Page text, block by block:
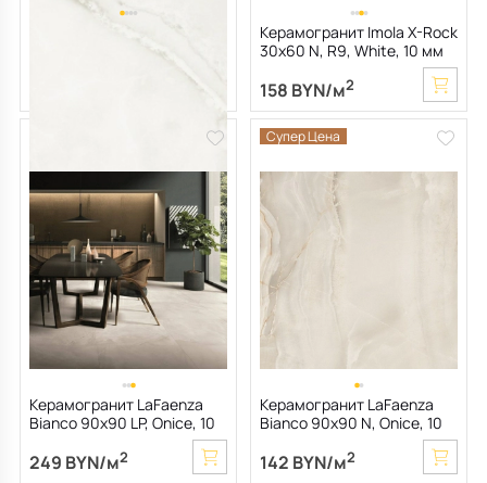
Керамогранит Imola The
room 60х120 N, Absolute
Керамогранит Imola X-Rock
30х60 N, R9, White, 10 мм
158 BYN/м2
Керамогранит LaFaenza
Bianco 90х90 LP, Onice, 10
249 BYN/м2
Супер Цена
Керамогранит LaFaenza
Bianco 90х90 N, Onice, 10
142 BYN/м2